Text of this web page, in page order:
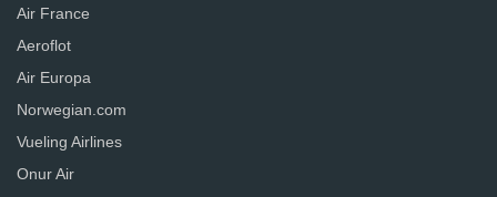
Air France
Aeroflot
Air Europa
Norwegian.com
Vueling Airlines
Onur Air